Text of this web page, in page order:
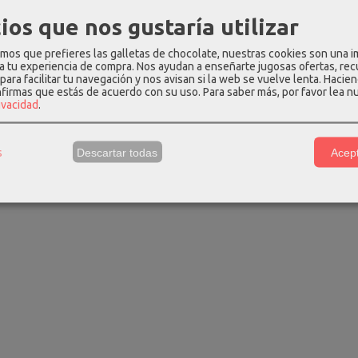
de brazo
216,00 €
Bolso
32,90
que nos gustaría utilizar
que prefieres las galletas de chocolate, nuestras cookies son una
tu experiencia de compra. Nos ayudan a enseñarte jugosas ofertas,
facilitar tu navegación y nos avisan si la web se vuelve lenta.
que estás de acuerdo con su uso. Para saber más, por favor lea
.
Descartar todas